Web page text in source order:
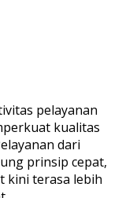
pelayanan
kualitas
dari
prinsip cepat,
kini terasa lebih